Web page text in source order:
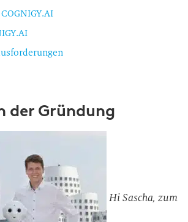
der Gründung
Hi Sascha, zum